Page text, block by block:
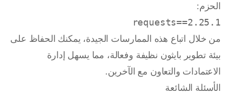
الحزم:
requests==2.25.1
من خلال اتباع هذه الممارسات الجيدة، يمكنك الحفاظ على
بيئة تطوير بايثون نظيفة وفعالة، مما يسهل إدارة
الاعتمادات والتعاون مع الآخرين.
الأسئلة الشائعة